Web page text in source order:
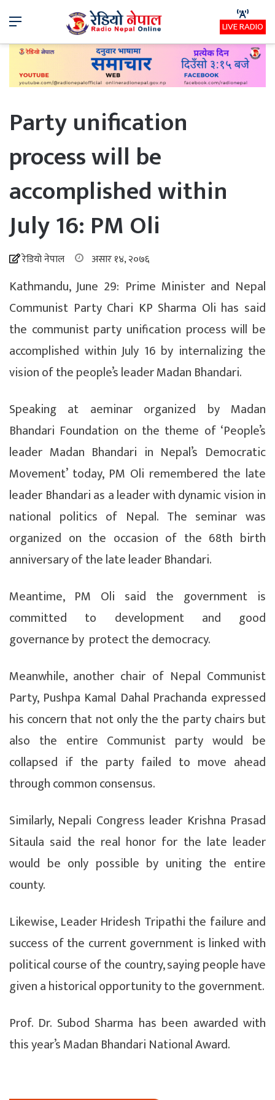
Menu LIVE RADIO
Party unification
process will be
accomplished within
July 16: PM Oli
रेडियो नेपाल असार १४, २०७६
Kathmandu, June 29: Prime Minister and Nepal
Communist Party Chari KP Sharma Oli has said
the communist party unification process will be
accomplished within July 16 by internalizing the
vision of the people’s leader Madan Bhandari.
Speaking at aeminar organized by Madan
Bhandari Foundation on the theme of ‘People’s
leader Madan Bhandari in Nepal’s Democratic
Movement’ today, PM Oli remembered the late
leader Bhandari as a leader with dynamic vision in
national politics of Nepal. The seminar was
organized on the occasion of the 68th birth
anniversary of the late leader Bhandari.
Meantime, PM Oli said the government is
committed to development and good
governance by protect the democracy.
Meanwhile, another chair of Nepal Communist
Party, Pushpa Kamal Dahal Prachanda expressed
his concern that not only the the party chairs but
also the entire Communist party would be
collapsed if the party failed to move ahead
through common consensus.
Similarly, Nepali Congress leader Krishna Prasad
Sitaula said the real honor for the late leader
would be only possible by uniting the entire
county.
Likewise, Leader Hridesh Tripathi the failure and
success of the current government is linked with
political course of the country, saying people have
given a historical opportunity to the government.
Prof. Dr. Subod Sharma has been awarded with
this year’s Madan Bhandari National Award.